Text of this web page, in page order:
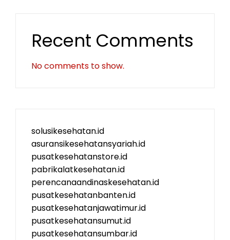
Recent Comments
No comments to show.
solusikesehatan.id
asuransikesehatansyariah.id
pusatkesehatanstore.id
pabrikalatkesehatan.id
perencanaandinaskesehatan.id
pusatkesehatanbanten.id
pusatkesehatanjawatimur.id
pusatkesehatansumut.id
pusatkesehatansumbar.id